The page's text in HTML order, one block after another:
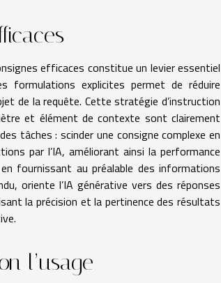
efficaces constitue un levier essentiel
formulations explicites permet de réduire
de la requête. Cette stratégie d’instruction
et élément de contexte sont clairement
tâches : scinder une consigne complexe en
par l’IA, améliorant ainsi la performance
fournissant au préalable des informations
oriente l’IA générative vers des réponses
la précision et la pertinence des résultats
l’usage